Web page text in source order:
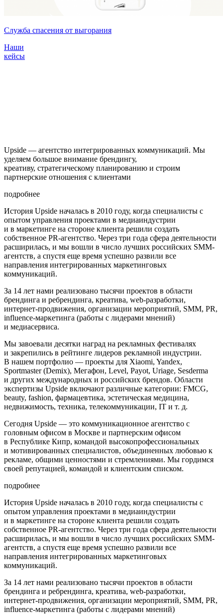
Служба спасения от выгорания
Наши
кейсы
Upside — агентство интегрированных коммуникаций. Мы
уделяем большое внимание брендингу,
креативу, стратегическому планированию и строим
партнерские отношения с клиентами
подробнее
История Upside началась в 2010 году, когда специалисты с
опытом управления проектами в медиаиндустрии
и в маркетинге на стороне клиента решили создать
собственное PR-агентство. Через три года сфера деятельности
расширилась, и мы вошли в число лучших российских SMM-
агентств, а спустя еще время успешно развили все
направления интегрированных маркетинговых
коммуникаций.
За 14 лет нами реализовано тысячи проектов в области
брендинга и ребрендинга, креатива, web-разработки,
интернет-продвижения, организации мероприятий, SMM, PR,
influence-маркетинга (работы с лидерами мнений)
и медиасервиса.
Мы завоевали десятки наград на рекламных фестивалях
и закрепились в рейтинге лидеров рекламной индустрии.
В нашем портфолио — проекты для Xiaomi, Yandex,
Sportmaster (Demix), Мегафон, Level, Payot, Uriage, Sesderma
и других международных и российских брендов. Области
экспертизы Upside включают различные категории: FMCG,
beauty, fashion, фармацевтика, эстетическая медицина,
недвижимость, техника, телекоммуникации, IT и т. д.
Сегодня Upside — это коммуникационное агентство с
головным офисом в Москве и партнерским офисом
в Республике Кипр, командой высокопрофессиональных
и мотивированных специалистов, объединенных любовью к
рекламе, общими ценностями и стремлениями. Мы гордимся
своей репутацией, командой и клиентским списком.
подробнее
История Upside началась в 2010 году, когда специалисты с
опытом управления проектами в медиаиндустрии
и в маркетинге на стороне клиента решили создать
собственное PR-агентство. Через три года сфера деятельности
расширилась, и мы вошли в число лучших российских SMM-
агентств, а спустя еще время успешно развили все
направления интегрированных маркетинговых
коммуникаций.
За 14 лет нами реализовано тысячи проектов в области
брендинга и ребрендинга, креатива, web-разработки,
интернет-продвижения, организации мероприятий, SMM, PR,
influence-маркетинга (работы с лидерами мнений)